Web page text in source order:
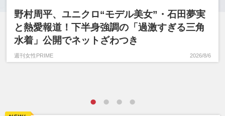
野村周平、ユニクロ“モデル美女”・石田夢実
と熱愛報道！下半身強調の「過激すぎる三角
水着」公開でネットざわつき
週刊女性PRIME 2026/8/6